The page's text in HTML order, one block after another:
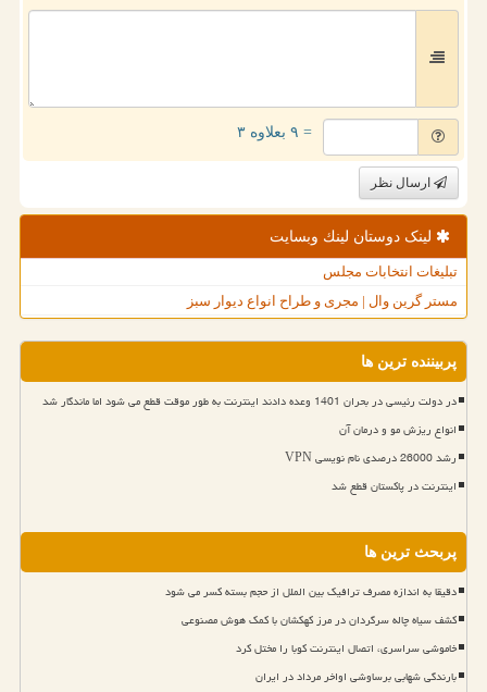
= ۹ بعلاوه ۳
ارسال نظر
لینک دوستان لینك وبسایت
تبلیغات انتخابات مجلس
مستر گرین وال | مجری و طراح انواع دیوار سبز
پربیننده ترین ها
در دولت رئیسی در بحران 1401 وعده دادند اینترنت به طور موقت قطع می شود اما ماندگار شد
انواع ریزش مو و درمان آن
رشد 26000 درصدی نام نویسی VPN
اینترنت در پاکستان قطع شد
پربحث ترین ها
دقیقا به اندازه مصرف ترافیک بین الملل از حجم بسته کسر می شود
کشف سیاه چاله سرگردان در مرز کهکشان با کمک هوش مصنوعی
خاموشی سراسری، اتصال اینترنت کوبا را مختل کرد
بارندگی شهابی برساوشی اواخر مرداد در ایران